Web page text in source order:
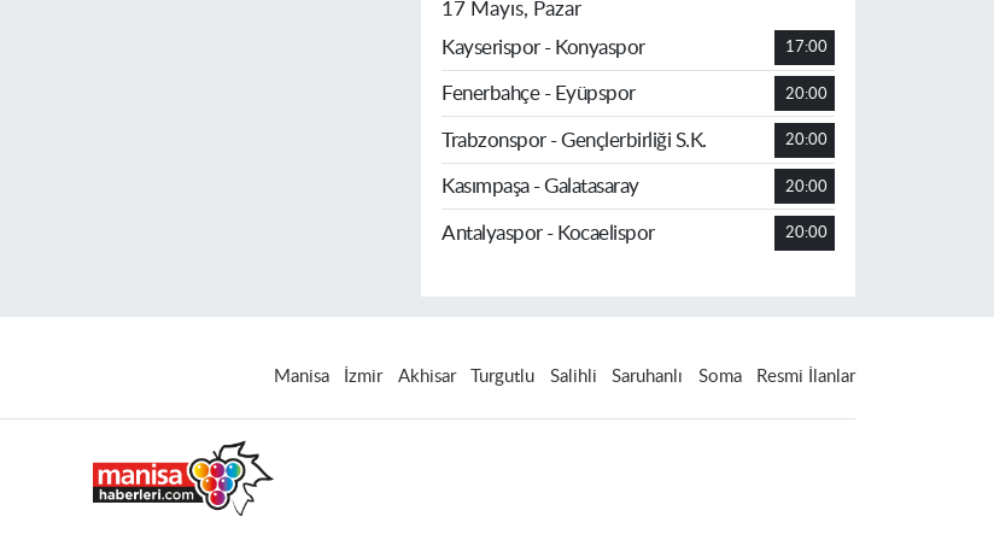
17 Mayıs, Pazar
Kayserispor - Konyaspor
17:00
Fenerbahçe - Eyüpspor 20:00
Trabzonspor - Gençlerbirliği S.K. 20:00
Kasımpaşa - Galatasaray 20:00
Antalyaspor - Kocaelispor 20:00
Manisa İzmir Akhisar Turgutlu Salihli Saruhanlı Soma Resmi İlanlar